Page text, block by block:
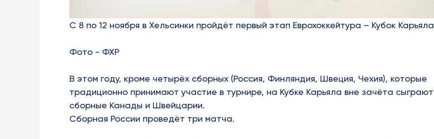
С 8 по 12 ноября в Хельсинки пройдёт первый этап Еврохоккейтура – Кубок Карьяла
Фото - ФХР
В этом году, кроме четырёх сборных (Россия, Финляндия, Швеция, Чехия), которые
традиционно принимают участие в турнире, на Кубке Карьяла вне зачёта сыграют
сборные Канады и Швейцарии.
Сборная России проведёт три матча.